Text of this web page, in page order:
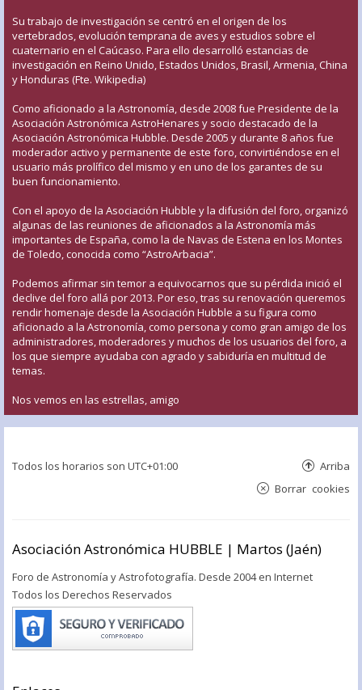
Su trabajo de investigación se centró en el origen de los
vertebrados, evolución temprana de aves y estudios sobre el
cuaternario en el Caúcaso. Para ello desarrolló estancias de
investigación en Reino Unido, Estados Unidos, Brasil, Armenia, China
y Honduras (Fte. Wikipedia)
Como aficionado a la Astronomía, desde 2008 fue Presidente de la
Asociación Astronómica AstroHenares y socio destacado de la
Asociación Astronómica Hubble. Desde 2005 y durante 8 años fue
moderador activo y permanente de este foro, convirtiéndose en el
usuario más prolífico del mismo y en uno de los garantes de su
buen funcionamiento.
Con el apoyo de la Asociación Hubble y la difusión del foro, organizó
algunas de las reuniones de aficionados a la Astronomía más
importantes de España, como la de Navas de Estena en los Montes
de Toledo, conocida como “AstroArbacia”.
Podemos afirmar sin temor a equivocarnos que su pérdida inició el
declive del foro allá por 2013. Por eso, tras su renovación queremos
rendir homenaje desde la Asociación Hubble a su figura como
aficionado a la Astronomía, como persona y como gran amigo de los
administradores, moderadores y muchos de los usuarios del foro, a
los que siempre ayudaba con agrado y sabiduría en multitud de
temas.
Nos vemos en las estrellas, amigo
Todos los horarios son UTC+01:00 Arriba
Borrar cookies
Asociación Astronómica HUBBLE | Martos (Jaén)
Foro de Astronomía y Astrofotografía. Desde 2004 en Internet
Todos los Derechos Reservados